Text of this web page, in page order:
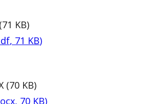
(71 KB)
, 71 KB)
(70 KB)
, 70 KB)